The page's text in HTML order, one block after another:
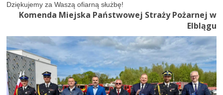
Dziękujemy za Waszą ofiarną służbę!
Komenda Miejska Państwowej Straży Pożarnej w
Elblągu